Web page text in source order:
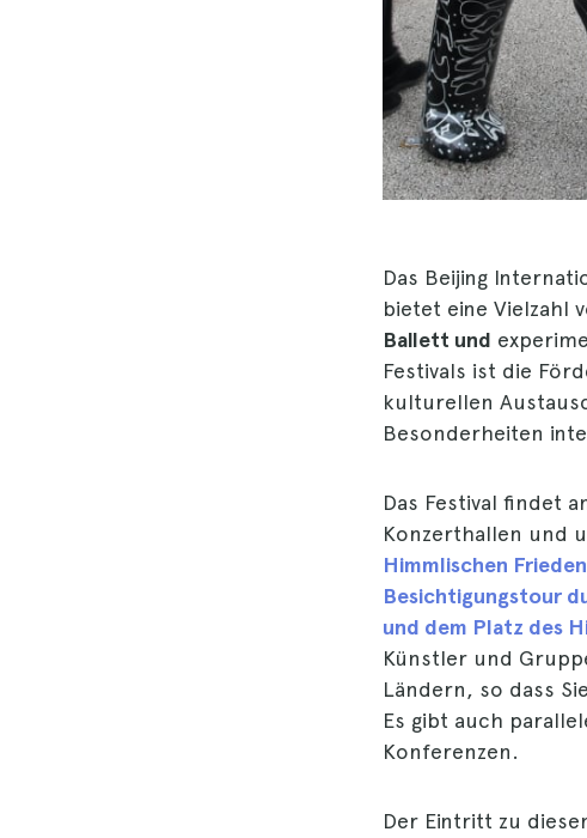
Das Beijing
bietet eine Vielzahl
Ballett und
Festivals ist die
kulturellen
Besonderheiten
Das Festival findet
Konzerthallen und
Himmlischen
Besichtigungstour
und dem Platz des
Künstler und
Ländern, so dass
Es gibt auch
Konferenzen.
Der Eintritt zu